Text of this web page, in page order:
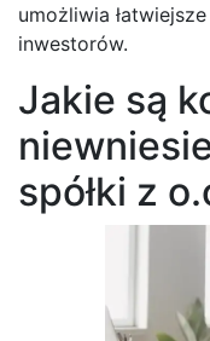
umożliwia
inwestorów.
Jakie są
spółki z